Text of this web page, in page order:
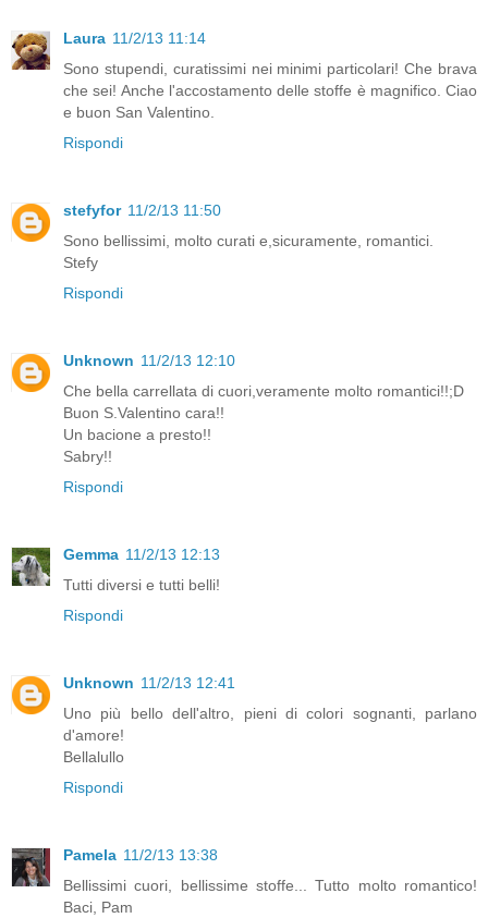
Laura 11/2/13 11:14
Sono stupendi, curatissimi nei minimi particolari! Che brava
che sei! Anche l'accostamento delle stoffe è magnifico. Ciao
e buon San Valentino.
Rispondi
stefyfor 11/2/13 11:50
Sono bellissimi, molto curati e,sicuramente, romantici.
Stefy
Rispondi
Unknown 11/2/13 12:10
Che bella carrellata di cuori,veramente molto romantici!!;D
Buon S.Valentino cara!!
Un bacione a presto!!
Sabry!!
Rispondi
Gemma 11/2/13 12:13
Tutti diversi e tutti belli!
Rispondi
Unknown 11/2/13 12:41
Uno più bello dell'altro, pieni di colori sognanti, parlano
d'amore!
Bellalullo
Rispondi
Pamela 11/2/13 13:38
Bellissimi cuori, bellissime stoffe... Tutto molto romantico!
Baci, Pam